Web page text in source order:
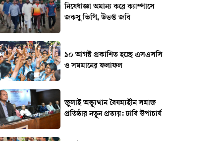
নিষেধাজ্ঞা অমান্য করে ক্যাম্পাসে
জকসু ভিপি, উত্তপ্ত জবি
১০ আগস্ট প্রকাশিত হচ্ছে এসএসসি
ও সমমানের ফলাফল
জুলাই অভ্যুত্থান বৈষম্যহীন সমাজ
প্রতিষ্ঠার নতুন প্রত্যয়: ঢাবি উপাচার্য